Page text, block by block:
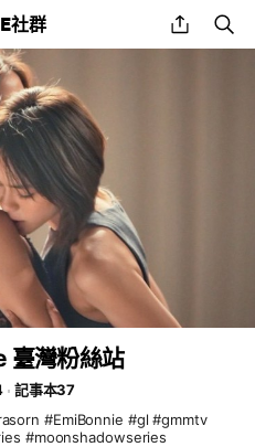
社群 share
臺灣粉絲站
記事本37
#EmiBonnie #gl #gmmtv
#moonshadowseries